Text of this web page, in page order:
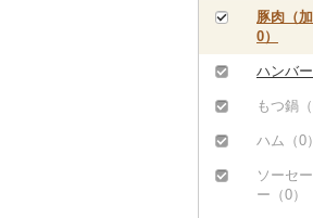
ステー
すき焼
その他
豚肉（
0）
ハンバー
もつ鍋（
ハム（0）
ソーセ
ー（0）